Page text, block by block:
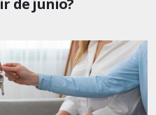
de junio?